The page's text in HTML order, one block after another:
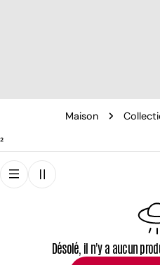
Maison
²
Désolé, il n'y a aucun